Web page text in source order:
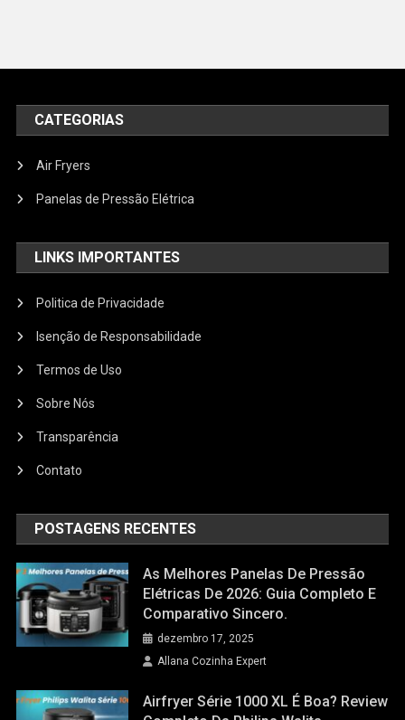
CATEGORIAS
Air Fryers
Panelas de Pressão Elétrica
LINKS IMPORTANTES
Politica de Privacidade
Isenção de Responsabilidade
Termos de Uso
Sobre Nós
Transparência
Contato
POSTAGENS RECENTES
As Melhores Panelas De Pressão
Elétricas De 2026: Guia Completo E
Comparativo Sincero.
dezembro 17, 2025
Allana Cozinha Expert
Airfryer Série 1000 XL É Boa? Review